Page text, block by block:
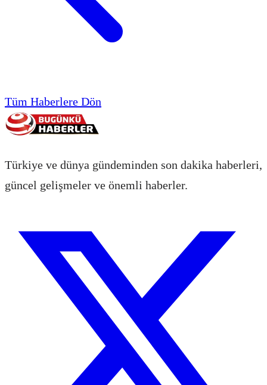
Tüm Haberlere Dön
Türkiye ve dünya gündeminden son dakika haberleri,
güncel gelişmeler ve önemli haberler.